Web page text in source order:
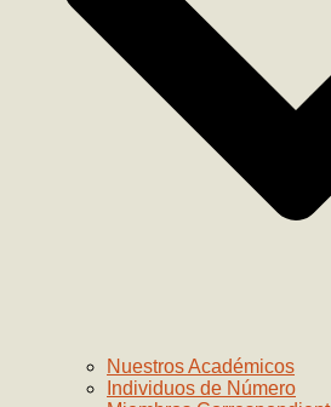
Nuestros Académicos
Individuos de Número